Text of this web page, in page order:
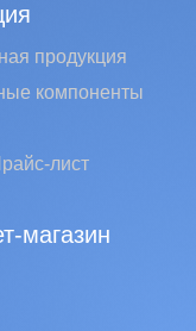
продукция
компоненты
лист
магазин